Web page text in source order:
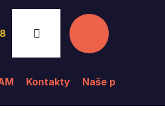
Kontakty Naše prodejna
Přihlášení Nákupní